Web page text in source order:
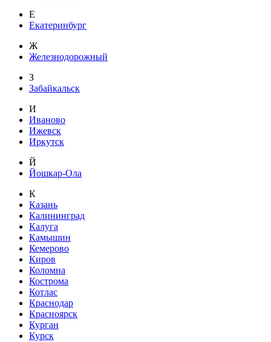
Е
Екатеринбург
Ж
Железнодорожный
З
Забайкальск
И
Иваново
Ижевск
Иркутск
Й
Йошкар-Ола
К
Казань
Калининград
Калуга
Камышин
Кемерово
Киров
Коломна
Кострома
Котлас
Краснодар
Красноярск
Курган
Курск